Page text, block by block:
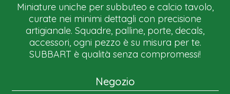
Miniature uniche per subbuteo e calcio tavolo,
curate nei minimi dettagli con precisione
artigianale. Squadre, palline, porte, decals,
accessori, ogni pezzo è su misura per te.
SUBBART è qualità senza compromessi!
Negozio